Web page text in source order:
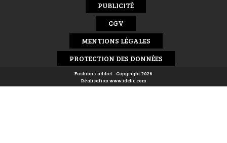
PUBLICITÉ
CGV
MENTIONS LÉGALES
PROTECTION DES DONNÉES
Fashions-addict - Copyright 2026
Réalisationwww.idclic.com